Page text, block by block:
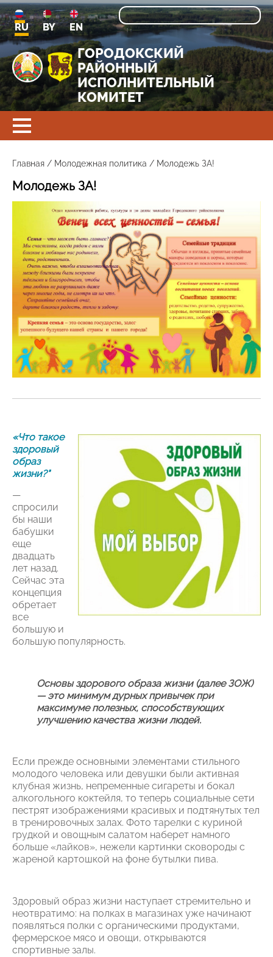
RU BY EN
ГОРОДОКСКИЙ
РАЙОННЫЙ
ИСПОЛНИТЕЛЬНЫЙ
КОМИТЕТ
Главная / Молодежная политика / Молодежь ЗА!
Молодежь ЗА!
«Что такое
здоровый
образ
жизни?"
—
спросили
бы наши
бабушки
еще
двадцать
лет назад.
Сейчас эта
концепция
обретает
все
большую и
большую популярность.
Основы здорового образа жизни (далее ЗОЖ)
— это минимум дурных привычек при
максимуме полезных, способствующих
улучшению качества жизни людей.
Если прежде основными элементами стильного
молодого человека или девушки были активная
клубная жизнь, непременные сигареты и бокал
алкогольного коктейля, то теперь социальные сети
пестрят изображениями красивых и подтянутых тел
в тренировочных залах. Фото тарелки с куриной
грудкой и овощным салатом наберет намного
больше «лайков», нежели картинки сковороды с
жареной картошкой на фоне бутылки пива.
Здоровый образ жизни наступает стремительно и
неотвратимо: на полках в магазинах уже начинают
появляться полки с органическими продуктами,
фермерское мясо и овощи, открываются
спортивные залы.